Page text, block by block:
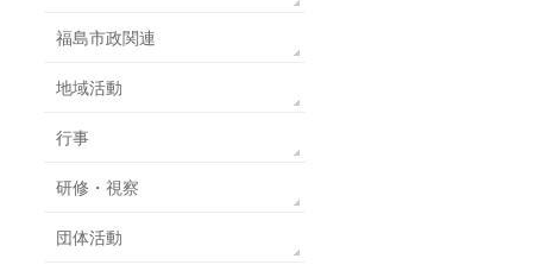
福島市政関連
地域活動
行事
研修・視察
団体活動